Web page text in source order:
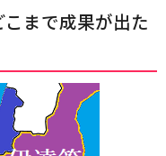
まで成果が出た